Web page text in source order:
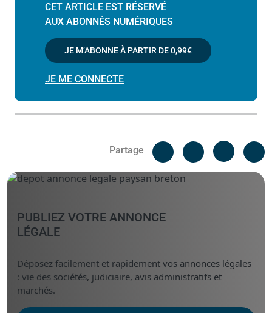
CET ARTICLE EST RÉSERVÉ
AUX ABONNÉS NUMÉRIQUES
JE M’ABONNE À PARTIR DE0,99€
JE ME CONNECTE
Partage
Facebook
Linked
PUBLIEZ VOTRE ANNONCE
LÉGALE
Déposez facilement et rapidement vos annonces légales
: vie des sociétés, judiciaire, avis administratifs et
marchés.